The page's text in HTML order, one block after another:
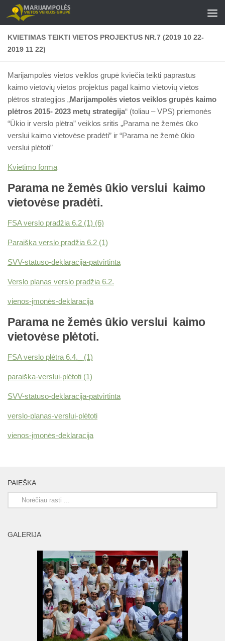
Skip to content
KVIETIMAS TEIKTI VIETOS PROJEKTUS NR.7 (2019 10 22-
2019 11 22)
Marijampolės vietos veiklos grupė kviečia teikti paprastus
kaimo vietovių vietos projektus pagal kaimo vietovių vietos
plėtros strategijos „Marijampolės vietos veiklos grupės kaimo
plėtros 2015- 2023 metų strategija“ (toliau – VPS) priemonės
“Ūkio ir verslo plėtra” veiklos sritis „Parama ne žemės ūko
verslui kaimo vietovėse pradėti” ir “Parama ne žemė ūkio
verslui plėtoti”
Kvietimo forma
Parama ne žemės ūkio verslui kaimo
vietovėse pradėti.
FSA verslo pradžia 6.2 (1) (6)
Paraiška verslo pradžia 6.2 (1)
SVV-statuso-deklaracija-patvirtinta
Verslo planas verslo pradžia 6.2.
vienos-įmonės-deklaracija
Parama ne žemės ūkio verslui kaimo
vietovėse plėtoti.
FSA verslo plėtra 6.4._ (1)
paraiška-verslui-plėtoti (1)
SVV-statuso-deklaracija-patvirtinta
verslo-planas-verslui-plėtoti
vienos-įmonės-deklaracija
PAIEŠKA
GALERIJA